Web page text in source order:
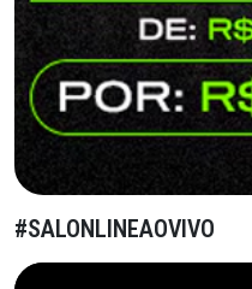
#SALONLINEAOVIVO